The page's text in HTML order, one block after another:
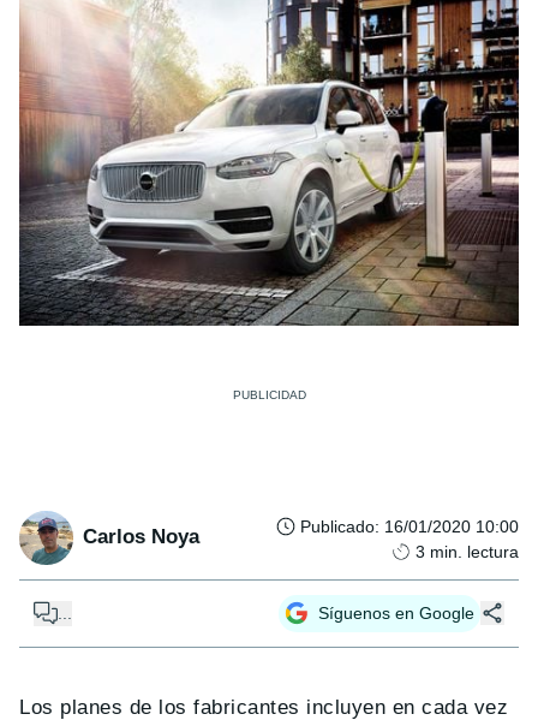
Carlos Noya Publicado: 16/01/2020 10:00
3 min. lectura
Síguenos en Google
Los planes de los fabricantes incluyen en cada vez